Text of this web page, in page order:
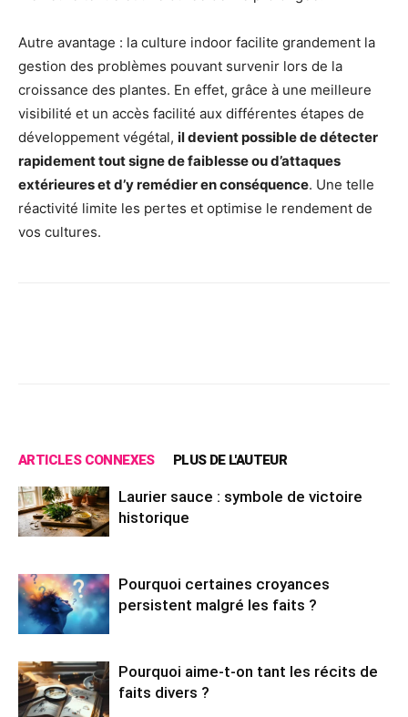
Autre avantage : la culture indoor facilite grandement la
gestion des problèmes pouvant survenir lors de la
croissance des plantes. En effet, grâce à une meilleure
visibilité et un accès facilité aux différentes étapes de
développement végétal, il devient possible de détecter
rapidement tout signe de faiblesse ou d’attaques
extérieures et d’y remédier en conséquence. Une telle
réactivité limite les pertes et optimise le rendement de
vos cultures.
ARTICLES CONNEXES PLUS DE L'AUTEUR
Laurier sauce : symbole de victoire
historique
Pourquoi certaines croyances
persistent malgré les faits ?
Pourquoi aime-t-on tant les récits de
faits divers ?